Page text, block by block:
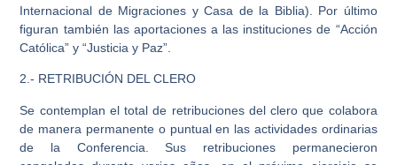
Internacional de Migraciones y Casa de la Biblia). Por último
figuran también las aportaciones a las instituciones de “Acción
Católica” y “Justicia y Paz”.
2.- RETRIBUCIÓN DEL CLERO
Se contemplan el total de retribuciones del clero que colabora
de manera permanente o puntual en las actividades ordinarias
de la Conferencia. Sus retribuciones permanecieron